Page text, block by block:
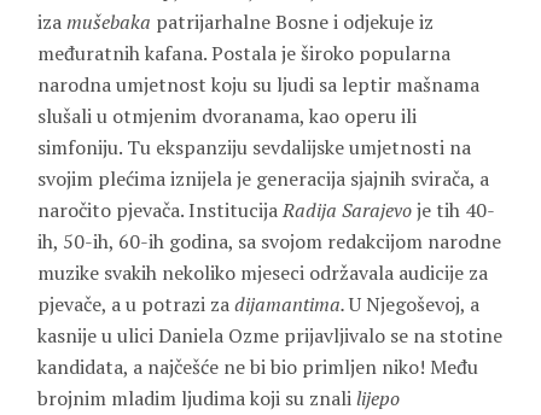
izamušebaka patrijarhalne Bosne i odjekuje iz
međuratnih kafana. Postala je široko popularna
narodna umjetnost koju su ljudi sa leptir mašnama
slušali u otmjenim dvoranama, kao operu ili
simfoniju. Tu ekspanziju sevdalijske umjetnosti na
svojim plećima iznijela je generacija sjajnih svirača, a
naročito pjevača. InstitucijaRadija Sarajevoje tih 40-
ih, 50-ih, 60-ih godina, sa svojom redakcijom narodne
muzike svakih nekoliko mjeseci održavala audicije za
pjevače, a u potrazi zadijamantima.U Njegoševoj, a
kasnije u ulici Daniela Ozme prijavljivalo se na stotine
kandidata, a najčešće ne bi bio primljen niko! Među
brojnim mladim ljudima koji su znalilijepo